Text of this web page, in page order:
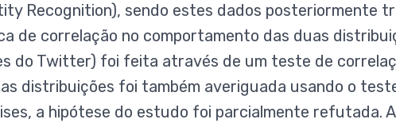
Recognition), sendo estes dados posteriormente
de correlação no comportamento das duas
do Twitter) foi feita através de um teste de
distribuições foi também averiguada usando o
a hipótese do estudo foi parcialmente refutada. A